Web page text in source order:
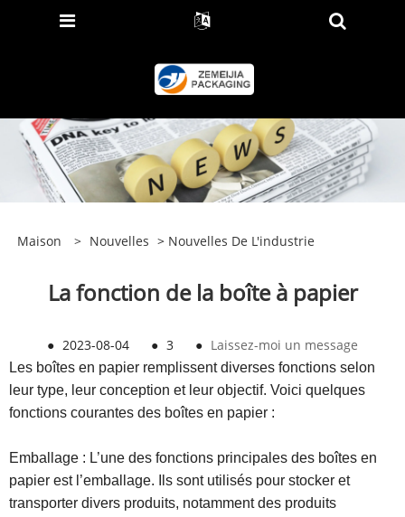
Maison > Nouvelles > Nouvelles De L'industrie
La fonction de la boîte à papier
● 2023-08-04 ● 3 ● Laissez-moi un message
Les boîtes en papier remplissent diverses fonctions selon
leur type, leur conception et leur objectif. Voici quelques
fonctions courantes des boîtes en papier :
Emballage : L’une des fonctions principales des boîtes en
papier est l’emballage. Ils sont utilisés pour stocker et
transporter divers produits, notamment des produits